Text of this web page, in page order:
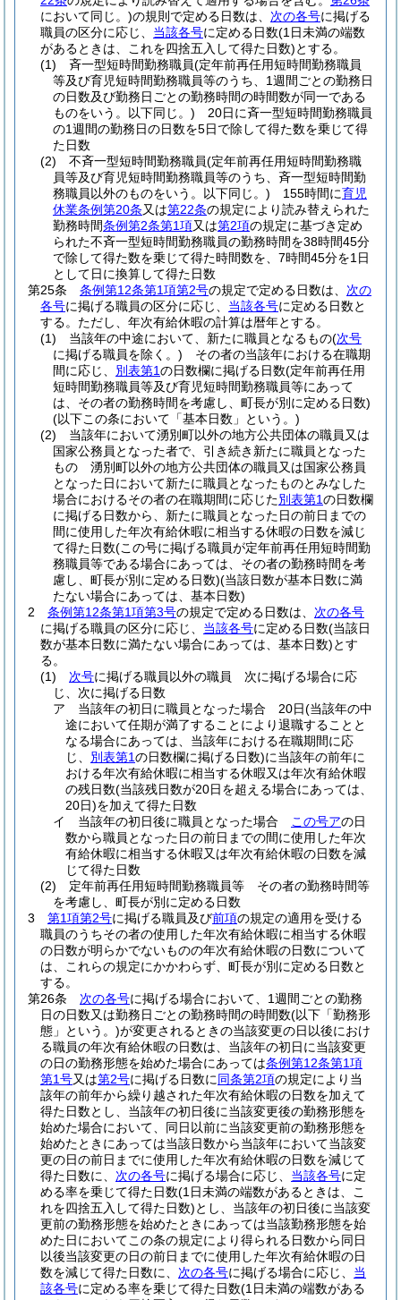
において同じ。)の規則で定める日数は、 次の各号に掲げる
職員の区分に応じ、 当該各号に定める日数(1日未満の端数
があるときは、これを四捨五入して得た日数)とする。
(1)
斉一型短時間勤務職員(定年前再任用短時間勤務職員
等及び育児短時間勤務職員等のうち、1週間ごとの勤務日
の日数及び勤務日ごとの勤務時間の時間数が同一である
ものをいう。以下同じ。) 20日に斉一型短時間勤務職員
の1週間の勤務日の日数を5日で除して得た数を乗じて得
た日数
(2)
不斉一型短時間勤務職員(定年前再任用短時間勤務職
員等及び育児短時間勤務職員等のうち、斉一型短時間勤
務職員以外のものをいう。以下同じ。) 155時間に育児
休業条例第20条又は第22条の規定により読み替えられた
勤務時間条例第2条第1項又は第2項の規定に基づき定め
られた不斉一型短時間勤務職員の勤務時間を38時間45分
で除して得た数を乗じて得た時間数を、7時間45分を1日
として日に換算して得た日数
第25条
条例第12条第1項第2号の規定で定める日数は、 次の
各号に掲げる職員の区分に応じ、 当該各号に定める日数と
する。 ただし、年次有給休暇の計算は暦年とする。
(1)
当該年の中途において、新たに職員となるもの(次号
に掲げる職員を除く。) その者の当該年における在職期
間に応じ、 別表第1の日数欄に掲げる日数(定年前再任用
短時間勤務職員等及び育児短時間勤務職員等にあって
は、その者の勤務時間を考慮し、町長が別に定める日数)
(以下この条において「基本日数」という。)
(2)
当該年において湧別町以外の地方公共団体の職員又は
国家公務員となった者で、引き続き新たに職員となった
もの 湧別町以外の地方公共団体の職員又は国家公務員
となった日において新たに職員となったものとみなした
場合におけるその者の在職期間に応じた別表第1の日数欄
に掲げる日数から、新たに職員となった日の前日までの
間に使用した年次有給休暇に相当する休暇の日数を減じ
て得た日数(この号に掲げる職員が定年前再任用短時間勤
務職員等である場合にあっては、その者の勤務時間を考
慮し、町長が別に定める日数)(当該日数が基本日数に満
たない場合にあっては、基本日数)
2
条例第12条第1項第3号の規定で定める日数は、 次の各号
に掲げる職員の区分に応じ、 当該各号に定める日数(当該日
数が基本日数に満たない場合にあっては、基本日数)とす
る。
(1)
次号に掲げる職員以外の職員 次に掲げる場合に応
じ、次に掲げる日数
ア
当該年の初日に職員となった場合 20日(当該年の中
途において任期が満了することにより退職することと
なる場合にあっては、当該年における在職期間に応
じ、 別表第1の日数欄に掲げる日数)に当該年の前年に
おける年次有給休暇に相当する休暇又は年次有給休暇
の残日数(当該残日数が20日を超える場合にあっては、
20日)を加えて得た日数
イ
当該年の初日後に職員となった場合 この号アの日
数から職員となった日の前日までの間に使用した年次
有給休暇に相当する休暇又は年次有給休暇の日数を減
じて得た日数
(2)
定年前再任用短時間勤務職員等 その者の勤務時間等
を考慮し、町長が別に定める日数
3
第1項第2号に掲げる職員及び前項の規定の適用を受ける
職員のうちその者の使用した年次有給休暇に相当する休暇
の日数が明らかでないものの年次有給休暇の日数について
は、これらの規定にかかわらず、町長が別に定める日数と
する。
第26条
次の各号に掲げる場合において、1週間ごとの勤務
日の日数又は勤務日ごとの勤務時間の時間数(以下「勤務形
態」という。)が変更されるときの当該変更の日以後におけ
る職員の年次有給休暇の日数は、当該年の初日に当該変更
の日の勤務形態を始めた場合にあっては条例第12条第1項
第1号又は第2号に掲げる日数に同条第2項の規定により当
該年の前年から繰り越された年次有給休暇の日数を加えて
得た日数とし、当該年の初日後に当該変更後の勤務形態を
始めた場合において、同日以前に当該変更前の勤務形態を
始めたときにあっては当該日数から当該年において当該変
更の日の前日までに使用した年次有給休暇の日数を減じて
得た日数に、 次の各号に掲げる場合に応じ、 当該各号に定
める率を乗じて得た日数(1日未満の端数があるときは、こ
れを四捨五入して得た日数)とし、当該年の初日後に当該変
更前の勤務形態を始めたときにあっては当該勤務形態を始
めた日においてこの条の規定により得られる日数から同日
以後当該変更の日の前日までに使用した年次有給休暇の日
数を減じて得た日数に、 次の各号に掲げる場合に応じ、 当
該各号に定める率を乗じて得た日数(1日未満の端数がある